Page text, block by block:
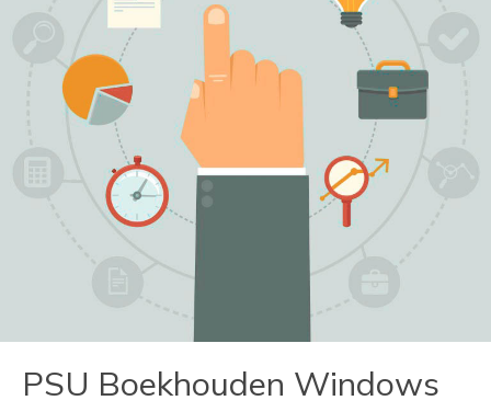
PSU Boekhouden Windows